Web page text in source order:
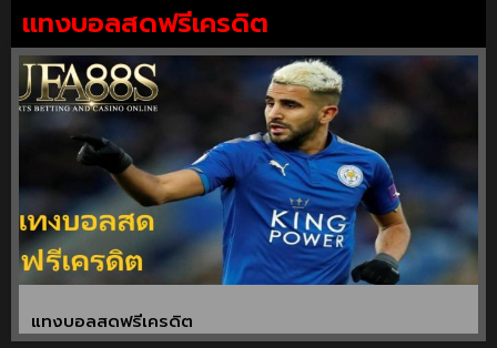
แทงบอลสดฟรีเครดิต
แทงบอลสดฟรีเครดิต